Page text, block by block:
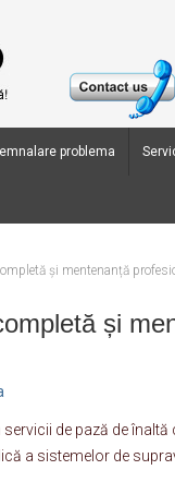
problema
și mentenanță
și
de pază de
a sistemelor de